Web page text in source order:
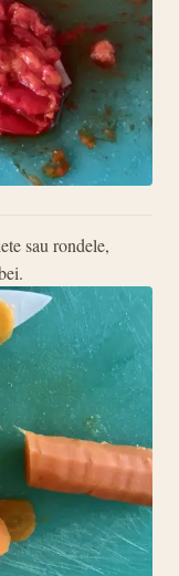
sau rondele,